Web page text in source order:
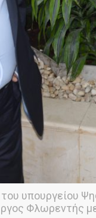
υπουργείου
Φλωρεντής